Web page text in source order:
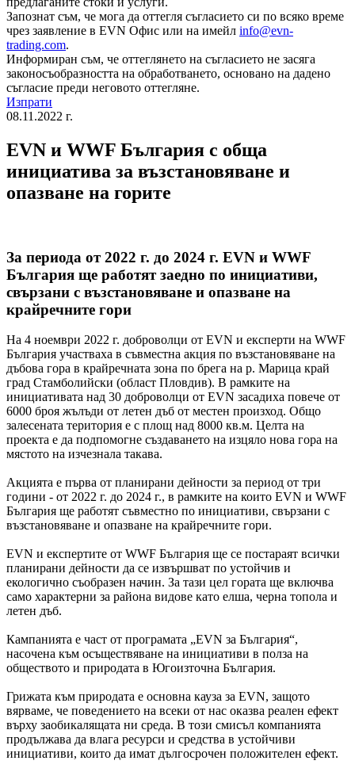
Запознат съм, че мога да оттегля съгласието си по всяко време
чрез заявление в EVN Офис или на имейл info@evn-
trading.com.
Информиран съм, че оттеглянето на съгласието не засяга
законосъобразността на обработването, основано на дадено
съгласие преди неговото оттегляне.
Изпрати
08.11.2022 г.
EVN и WWF България с обща
инициатива за възстановяване и
опазване на горите
За периода от 2022 г. до 2024 г. EVN и WWF
България ще работят заедно по инициативи,
свързани с възстановяване и опазване на
крайречните гори
На 4 ноември 2022 г. доброволци от EVN и експерти на WWF
България участваха в съвместна акция по възстановяване на
дъбова гора в крайречната зона по брега на р. Марица край
град Стамболийски (област Пловдив). В рамките на
инициативата над 30 доброволци от EVN засадиха повече от
6000 броя жълъди от летен дъб от местен произход. Общо
залесената територия е с площ над 8000 кв.м. Целта на
проекта е да подпомогне създаването на изцяло нова гора на
мястото на изчезнала такава.
Акцията е първа от планирани дейности за период от три
години - от 2022 г. до 2024 г., в рамките на които EVN и WWF
България ще работят съвместно по инициативи, свързани с
възстановяване и опазване на крайречните гори.
EVN и експертите от WWF България ще се постараят всички
планирани дейности да се извършват по устойчив и
екологично съобразен начин. За тази цел гората ще включва
само характерни за района видове като елша, черна топола и
летен дъб.
Кампанията е част от програмата „EVN за България“,
насочена към осъществяване на инициативи в полза на
обществото и природата в Югоизточна България.
Грижата към природата е основна кауза за EVN, защото
вярваме, че поведението на всеки от нас оказва реален ефект
върху заобикалящата ни среда. В този смисъл компанията
продължава да влага ресурси и средства в устойчиви
инициативи, които да имат дългосрочен положителен ефект.